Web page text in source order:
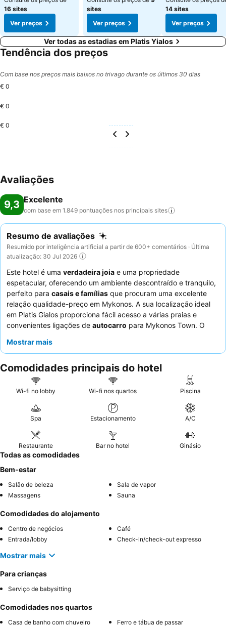
16 sites
Ver preços
sites
Ver preços
14 sites
Ver preços
Ver todas as estadias em Platis Yialos
Tendência dos preços
Com base nos preços mais baixos no trivago durante os últimos 30 dias
€ 0
€ 0
€ 0
Avaliações
9,3 Excelente
com base em 1.849 pontuações nos principais sites
Resumo de avaliações
Resumido por inteligência artificial a partir de 600+ comentários · Última
atualização: 30 Jul 2026
Este hotel é uma verdadeira joia e uma propriedade
espetacular, oferecendo um ambiente descontraído e tranquilo,
perfeito para casais e famílias que procuram uma excelente
relação qualidade-preço em Mykonos. A sua localização ideal
em Platis Gialos proporciona fácil acesso a várias praias e
convenientes ligações de autocarro para Mykonos Town. O
ponto central para relaxar. Os hóspedes elogiam
de pequeno-almoçoa receber aclamação generalizada pela
sua seleção deliciosa e variada. Para uma experiência
verdadeiramente melhorada, considere reservar um quarto com
Mostrar mais
Comodidades principais do hotel
Wi-fi no lobby Wi-fi nos quartos Piscina
Spa Estacionamento A/C
Restaurante Bar no hotel Ginásio
Todas as comodidades
Bem-estar
Salão de beleza
Sala de vapor
Massagens
Sauna
Comodidades do alojamento
Centro de negócios
Café
Entrada/lobby
Check-in/check-out expresso
Mostrar mais
Para crianças
Serviço de babysitting
Comodidades nos quartos
Casa de banho com chuveiro Ferro e tábua de passar